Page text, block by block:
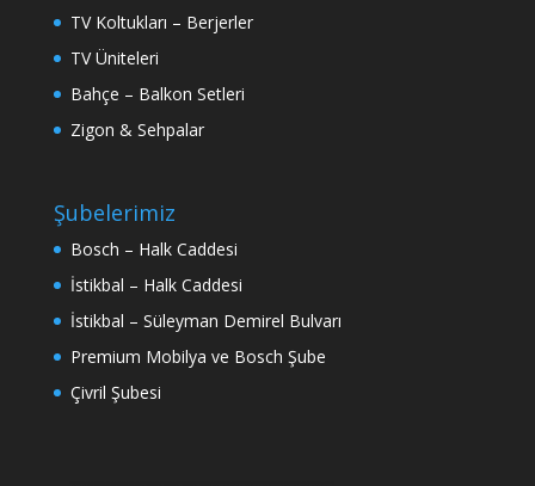
TV Koltukları – Berjerler
TV Üniteleri
Bahçe – Balkon Setleri
Zigon & Sehpalar
Şubelerimiz
Bosch – Halk Caddesi
İstikbal – Halk Caddesi
İstikbal – Süleyman Demirel Bulvarı
Premium Mobilya ve Bosch Şube
Çivril Şubesi